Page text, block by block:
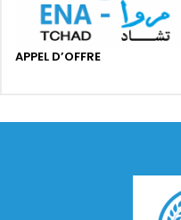
APPEL D’OFFRE